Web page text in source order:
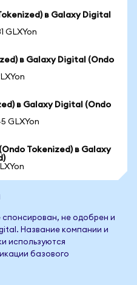
в Galaxy Digital
GLXYon
в Galaxy Digital (Ondo
в Galaxy Digital (Ondo
GLXYon
Tokenized) в Galaxy
спонсирован, не одобрен и
Название компании и
используются
базового